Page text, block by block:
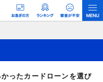
ページを訪れ、成約が発生すると弊
収益モデルです。 ただし、特定の
の調査／ユーザーへの口コミ収集な
ったカードローンを選び